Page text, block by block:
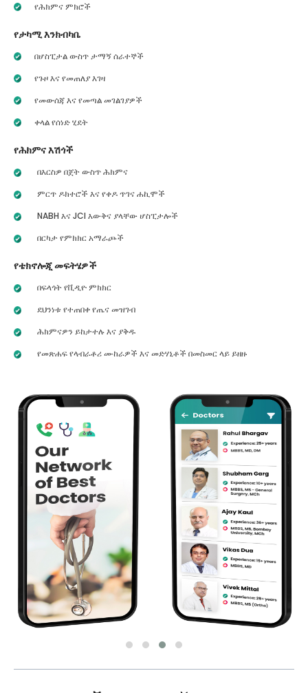
የሕክምና ምክሮች
የታካሚ እንክብካቤ
በሆስፒታል ውስጥ ታማኝ ሰራተኞች
የጉዞ እና የመጠለያ እገዛ
የመውሰጃ እና የመጣል መገልገያዎች
ቀላል የሰነድ ሂደት
የሕክምና እሽጎች
በእርስዎ በጀት ውስጥ ሕክምና
ምርጥ ዶክተሮች እና የቀዶ ጥገና ሐኪሞች
NABH እና JCI እውቅና ያላቸው ሆስፒታሎች
በርካታ የምክክር አማራጮች
የቴክኖሎጂ መፍትሄዎች
በፍላጎት የቪዲዮ ምክክር
ደህንነቱ የተጠበቀ የጤና መዝገብ
ሕክምናዎን ይከታተሉ እና ያቅዱ
የመጽሐፍ የላብራቶሪ ሙከራዎች እና መድሃኒቶች በመስመር ላይ ይዘዙ